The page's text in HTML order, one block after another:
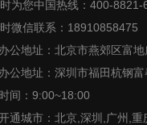
为您中国热线：400-8821-
微信联系：18910858475
公地址：北京市燕郊区富地
公地址：深圳市福田杭钢
间：9:00~18:00
通城市：北京,深圳,广州,